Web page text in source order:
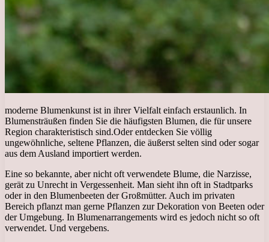
moderne Blumenkunst ist in ihrer Vielfalt einfach erstaunlich. In
Blumensträußen finden Sie die häufigsten Blumen, die für unsere
Region charakteristisch sind.Oder entdecken Sie völlig
ungewöhnliche, seltene Pflanzen, die äußerst selten sind oder sogar
aus dem Ausland importiert werden.
Eine so bekannte, aber nicht oft verwendete Blume, die Narzisse,
gerät zu Unrecht in Vergessenheit. Man sieht ihn oft in Stadtparks
oder in den Blumenbeeten der Großmütter. Auch im privaten
Bereich pflanzt man gerne Pflanzen zur Dekoration von Beeten oder
der Umgebung. In Blumenarrangements wird es jedoch nicht so oft
verwendet. Und vergebens.